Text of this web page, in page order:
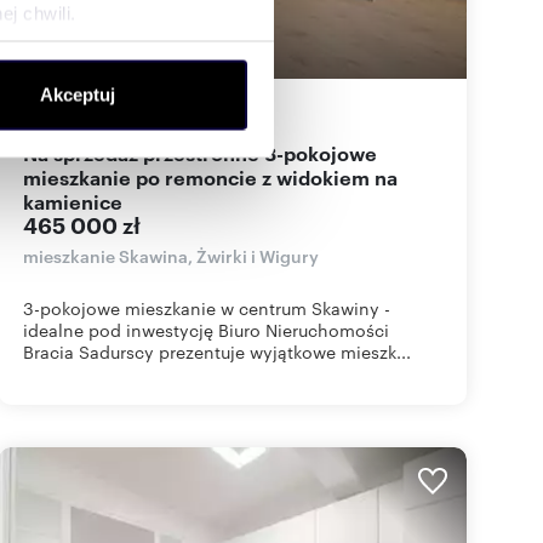
chwili.
społecznościowym,
od Ciebie lub
Akceptuj
Na sprzedaż przestronne 3-pokojowe
mieszkanie po remoncie z widokiem na
kamienice
465 000 zł
mieszkanie Skawina, Żwirki i Wigury
3-pokojowe mieszkanie w centrum Skawiny -
idealne pod inwestycję Biuro Nieruchomości
Bracia Sadurscy prezentuje wyjątkowe mieszk...